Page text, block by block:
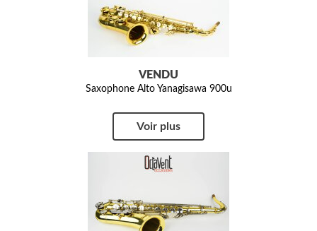
VENDU
Saxophone Alto Yanagisawa 900u
Voir plus